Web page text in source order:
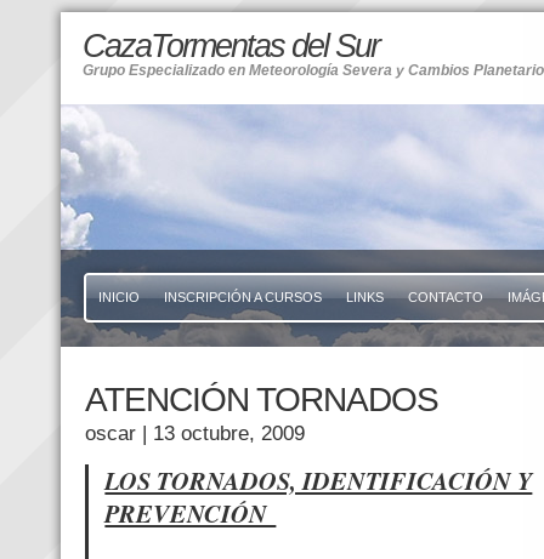
CazaTormentas del Sur
Grupo Especializado en Meteorología Severa y Cambios
INICIO INSCRIPCIÓN A CURSOS LINKS CONTACTO
ATENCIÓN TORNADOS
oscar | 13 octubre, 2009
LOS TORNADOS, IDENTIFICACIÓN Y
PREVENCIÓN